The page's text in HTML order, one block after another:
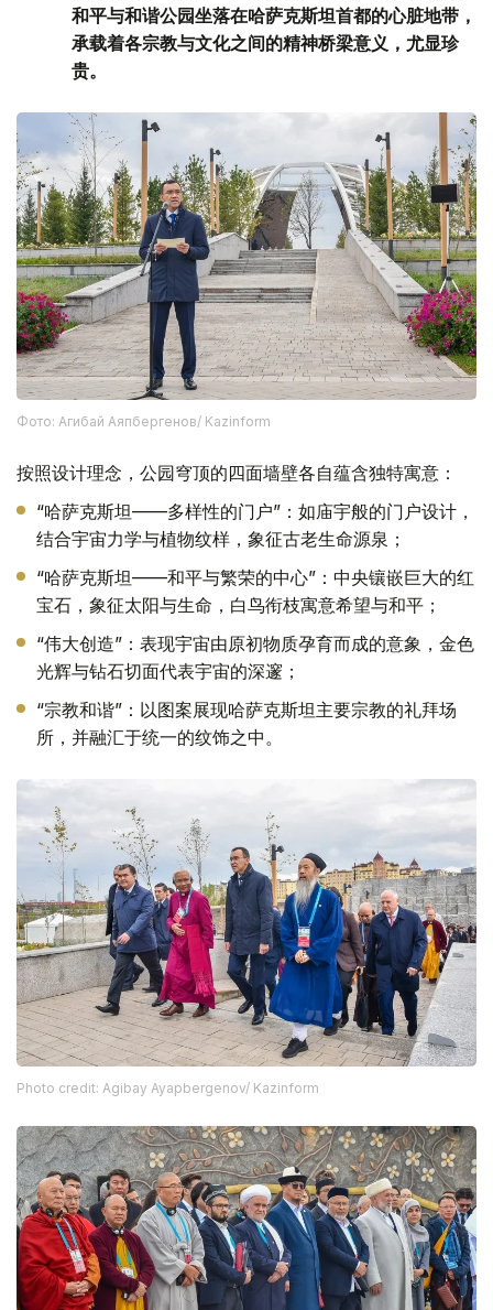
和平与和谐公园坐落在哈萨克斯坦首都的心脏地带，
承载着各宗教与文化之间的精神桥梁意义，尤显珍
贵。
Фото: Агибай Аяпбергенов/ Kazinform
按照设计理念，公园穹顶的四面墙壁各自蕴含独特寓意：
“哈萨克斯坦——多样性的门户”：如庙宇般的门户设计，
结合宇宙力学与植物纹样，象征古老生命源泉；
“哈萨克斯坦——和平与繁荣的中心”：中央镶嵌巨大的红
宝石，象征太阳与生命，白鸟衔枝寓意希望与和平；
“伟大创造”：表现宇宙由原初物质孕育而成的意象，金色
光辉与钻石切面代表宇宙的深邃；
“宗教和谐”：以图案展现哈萨克斯坦主要宗教的礼拜场
所，并融汇于统一的纹饰之中。
Photo credit: Agibay Ayapbergenov/ Kazinform